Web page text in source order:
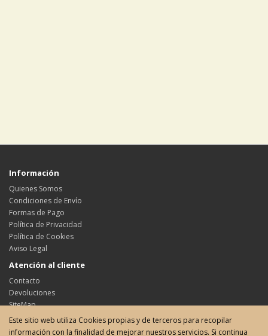
Información
Quienes Somos
Condiciones de Envío
Formas de Pago
Política de Privacidad
Política de Cookies
Aviso Legal
Atención al cliente
Contacto
Devoluciones
SiteMap
Su cuenta
Este sitio web utiliza Cookies propias y de terceros para recopilar
información con la finalidad de mejorar nuestros servicios. Si continua